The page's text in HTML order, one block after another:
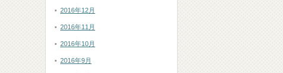
2016年12月
2016年11月
2016年10月
2016年9月